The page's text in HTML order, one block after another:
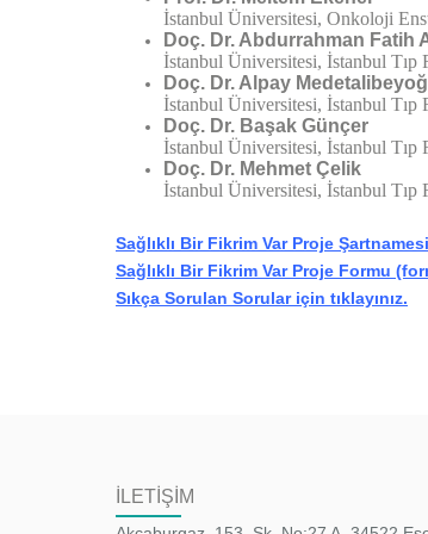
İstanbul Üniversitesi, Onkoloji
Doç. Dr. Abdurrahman Fatih
İstanbul Üniversitesi, İstanbul
Doç. Dr. Alpay
İstanbul Üniversitesi, İstanbul
Doç. Dr. Başak Günçer
İstanbul Üniversitesi, İstanbul
Doç. Dr. Mehmet Çelik
İstanbul Üniversitesi, İstanbul
Sağlıklı Bir Fikrim Var Proje
Sağlıklı Bir Fikrim Var Proje Formu
Sıkça Sorulan Sorular için tıklayınız.
İLETİŞİM